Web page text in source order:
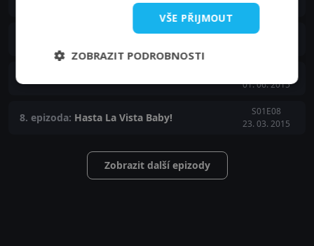
15. 06. 2015
S01E10
01. 06. 2015
8. epizoda: Hasta La Vista Baby!
S01E08
23. 03. 2015
Zobrazit další epizody
VŠE PŘIJMOUT
ZOBRAZIT PODROBNOSTI